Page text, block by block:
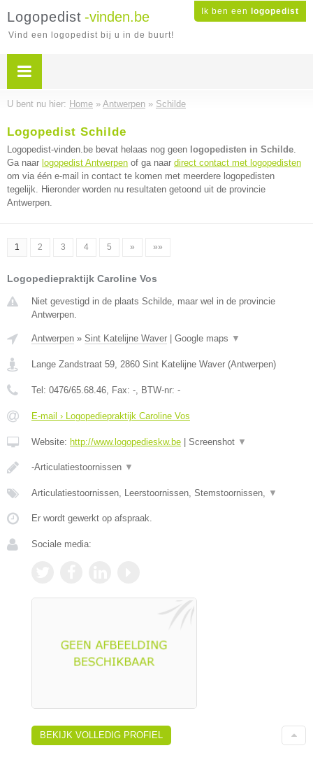
Ik ben een logopedist
Logopedist -vinden.be
Vind een logopedist bij u in de buurt!
U bent nu hier: Home » Antwerpen » Schilde
Logopedist Schilde
Logopedist-vinden.be bevat helaas nog geen logopedisten in Schilde.
Ga naar logopedist Antwerpen of ga naar direct contact met logopedisten
om via één e-mail in contact te komen met meerdere logopedisten
tegelijk. Hieronder worden nu resultaten getoond uit de provincie
Antwerpen.
1 2 3 4 5 » »»
Logopediepraktijk Caroline Vos
Niet gevestigd in de plaats Schilde, maar wel in de provincie
Antwerpen.
Antwerpen » Sint Katelijne Waver Google maps ▼
Lange Zandstraat 59, 2860 Sint Katelijne Waver (Antwerpen)
Tel: 0476/65.68.46, Fax: -, BTW-nr: -
E-mail › Logopediepraktijk Caroline Vos
Website: http://www.logopedieskw.be Screenshot ▼
-Articulatiestoornissen ▼
Articulatiestoornissen, Leerstoornissen, Stemstoornissen, ▼
Er wordt gewerkt op afspraak.
Sociale media:
BEKIJK VOLLEDIG PROFIEL